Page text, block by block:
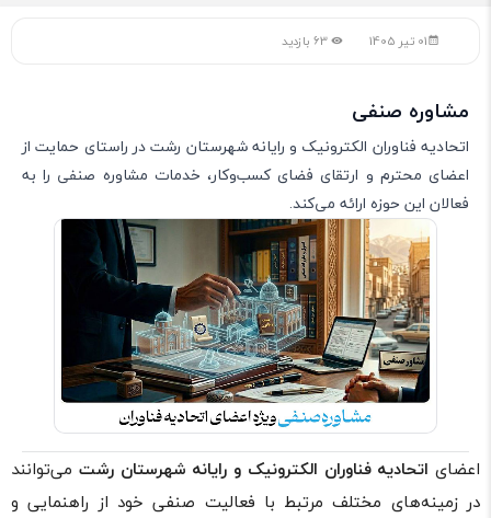
01 تیر 1405
مشاوره صنفی
اتحادیه فناوران الکترونیک و رایانه شهرستان رشت در راستای حمایت از
اعضای محترم و ارتقای فضای کسب‌وکار، خدمات مشاوره صنفی را به
فعالان این حوزه ارائه می‌کند.
اعضای اتحادیه فناوران الکترونیک و رایانه شهرستان رشت می‌توانند
در زمینه‌های مختلف مرتبط با فعالیت صنفی خود از راهنمایی و